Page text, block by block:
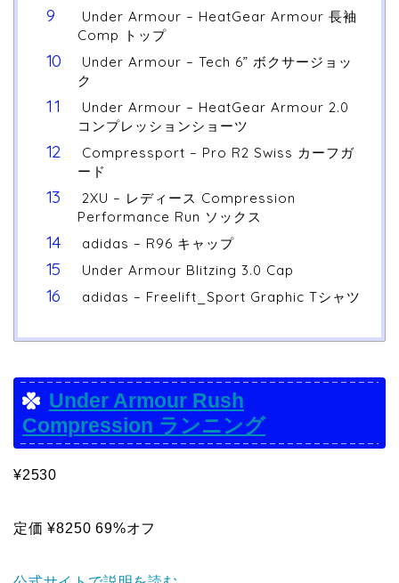
Under Armour – HeatGear Armour 長袖
Comp トップ
Under Armour – Tech 6” ボクサージョッ
ク
Under Armour – HeatGear Armour 2.0
コンプレッションショーツ
Compressport – Pro R2 Swiss カーフガ
ード
2XU – レディース Compression
Performance Run ソックス
adidas – R96 キャップ
Under Armour Blitzing 3.0 Cap
adidas – Freelift_Sport Graphic Tシャツ
Under Armour Rush
Compression ランニング
¥2530
定価 ¥8250 69%オフ